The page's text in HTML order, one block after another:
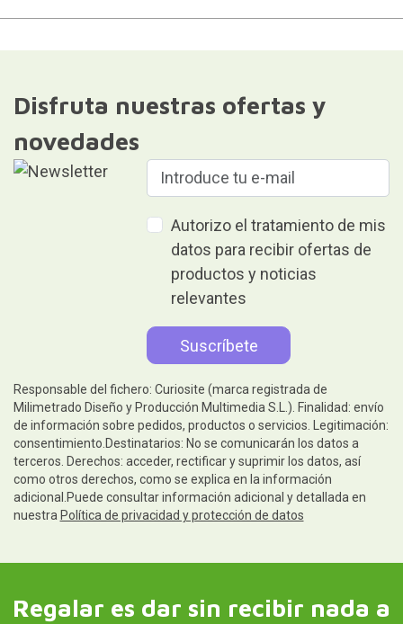
Disfruta nuestras ofertas y
novedades
Autorizo el tratamiento de mis
datos para recibir ofertas de
productos y noticias
relevantes
Responsable del fichero: Curiosite (marca registrada de
Milimetrado Diseño y Producción Multimedia S.L.). Finalidad: envío
de información sobre pedidos, productos o servicios. Legitimación:
consentimiento.Destinatarios: No se comunicarán los datos a
terceros. Derechos: acceder, rectificar y suprimir los datos, así
como otros derechos, como se explica en la información
adicional.Puede consultar información adicional y detallada en
nuestra Política de privacidad y protección de datos
Regalar es dar sin recibir nada a